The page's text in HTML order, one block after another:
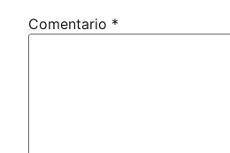
Comentario *